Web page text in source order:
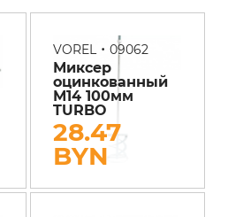
VOREL •09062
Миксер
оцинкованный
М14 100мм
TURBO
28.47
BYN